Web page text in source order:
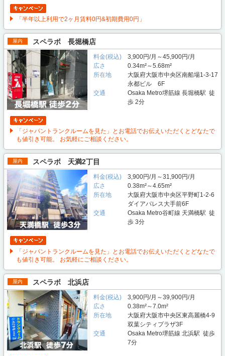
「半年以上利用で2ヶ月賃料0円&初期費用0円」
屋内 スペラボ 長堀橋店
料金(税込)
3,900円/月～45,900円/月
広さ
0.34m²～5.68m²
所在地
大阪府大阪市中央区南船場1-3-17
永都ビル 6F
交通
Osaka Metro堺筋線 長堀橋駅 徒
歩 2分
「ジャパントランクルームを見た」とお電話でお伝えいただくとどなたで
も値引き可能。 お気軽にご相談ください。
屋内 スペラボ 天満2丁目
料金(税込)
3,900円/月～31,900円/月
広さ
0.38m²～4.65m²
所在地
大阪府大阪市中央区平野町1-2-6
ダイアパレス大手前6F
交通
Osaka Metro谷町線 天満橋駅 徒
歩 3分
「ジャパントランクルームを見た」とお電話でお伝えいただくとどなたで
も値引き可能。 お気軽にご相談ください。
屋内 スペラボ 北浜店
料金(税込)
3,900円/月～39,900円/月
広さ
0.38m²～7.0m²
所在地
大阪府大阪市中央区東高麗橋4-9
双葉シティプラザ3F
交通
Osaka Metro堺筋線 北浜駅 徒歩
7分